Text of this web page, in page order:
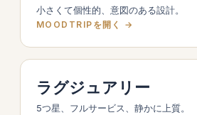
小さくて個性的、意図のある設計。
MOODTRIPを開く →
ラグジュアリー
5つ星、フルサービス、静かに上質。